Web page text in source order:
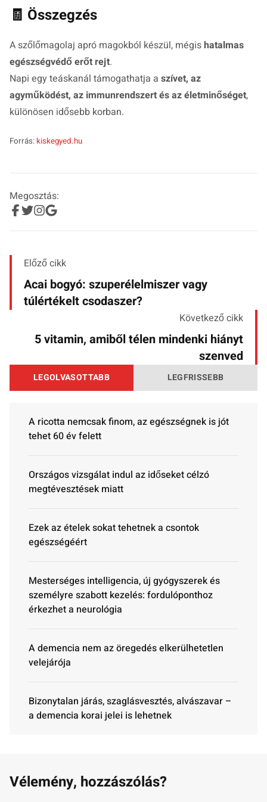
🧾 Összegzés
A szőlőmagolaj apró magokból készül, mégishatalmas
egészségvédő erőt rejt.
Napi egy teáskanál támogathatja a szívet, az
agyműködést, az immunrendszert és az életminőséget,
különösen idősebb korban.
Forrás: kiskegyed.hu
Megosztás:
Előző cikk
Acai bogyó: szuperélelmiszer vagy
túlértékelt csodaszer?
Következő cikk
5 vitamin, amiből télen mindenki hiányt
szenved
LEGOLVASOTTABB LEGFRISSEBB
A ricotta nemcsak finom, az egészségnek is jót
tehet 60 év felett
Országos vizsgálat indul az időseket célzó
megtévesztések miatt
Ezek az ételek sokat tehetnek a csontok
egészségéért
Mesterséges intelligencia, új gyógyszerek és
személyre szabott kezelés: fordulóponthoz
érkezhet a neurológia
A demencia nem az öregedés elkerülhetetlen
velejárója
Bizonytalan járás, szaglásvesztés, alvászavar –
a demencia korai jelei is lehetnek
Vélemény, hozzászólás?